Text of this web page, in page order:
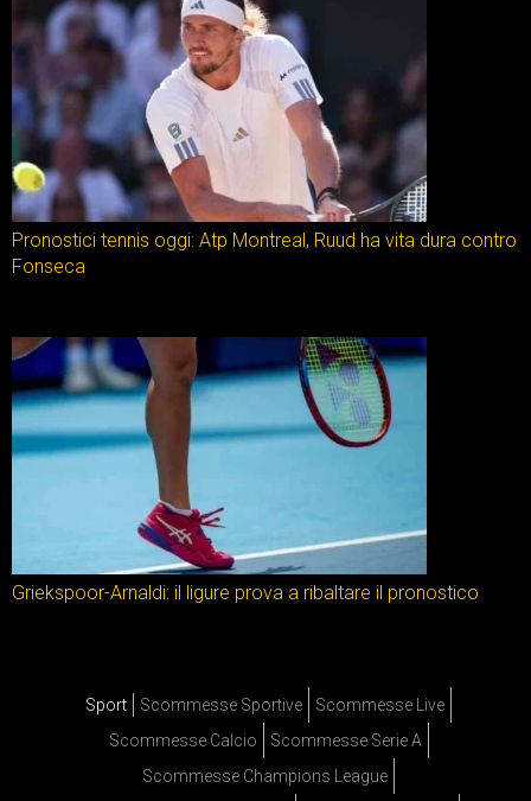
Pronostici tennis oggi: Atp Montreal, Ruud ha vita dura contro
Fonseca
Griekspoor-Arnaldi: il ligure prova a ribaltare il pronostico
Sport Scommesse Sportive
Scommesse Live
Scommesse Calcio
Scommesse Serie A
Scommesse Champions League